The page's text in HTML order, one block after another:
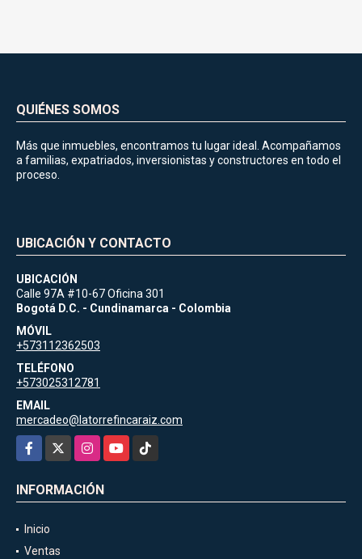
QUIÉNES SOMOS
Más que inmuebles, encontramos tu lugar ideal. Acompañamos
a familias, expatriados, inversionistas y constructores en todo el
proceso.
UBICACIÓN Y CONTACTO
UBICACIÓN
Calle 97A #10-67 Oficina 301
Bogotá D.C. - Cundinamarca - Colombia
MÓVIL
+573112362503
TELÉFONO
+573025312781
EMAIL
mercadeo@latorrefincaraiz.com
Facebook
InstagramYouTubeTikTok
INFORMACIÓN
Inicio
Ventas